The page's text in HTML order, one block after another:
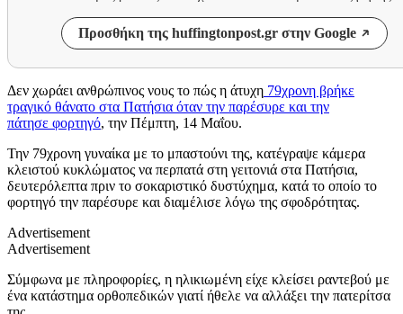
Προσθήκη της huffingtonpost.gr στην Google
Δεν χωράει ανθρώπινος νους το πώς η άτυχη 79χρονη βρήκε
τραγικό θάνατο στα Πατήσια όταν την παρέσυρε και την
πάτησε φορτηγό, την Πέμπτη, 14 Μαΐου.
Την 79χρονη γυναίκα με το μπαστούνι της, κατέγραψε κάμερα
κλειστού κυκλώματος να περπατά στη γειτονιά στα Πατήσια,
δευτερόλεπτα πριν το σοκαριστικό δυστύχημα, κατά το οποίο το
φορτηγό την παρέσυρε και διαμέλισε λόγω της σφοδρότητας.
Advertisement
Advertisement
Σύμφωνα με πληροφορίες, η ηλικιωμένη είχε κλείσει ραντεβού με
ένα κατάστημα ορθοπεδικών γιατί ήθελε να αλλάξει την πατερίτσα